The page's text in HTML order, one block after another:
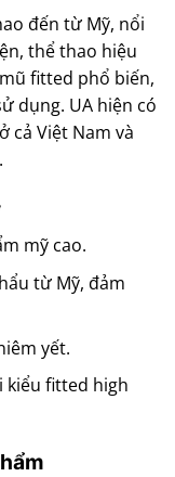
đến từ Mỹ, nổi
thể thao hiệu
fitted phổ biến,
dụng. UA hiện có
cả Việt Nam và
mỹ cao.
từ Mỹ, đảm
yết.
kiểu fitted high